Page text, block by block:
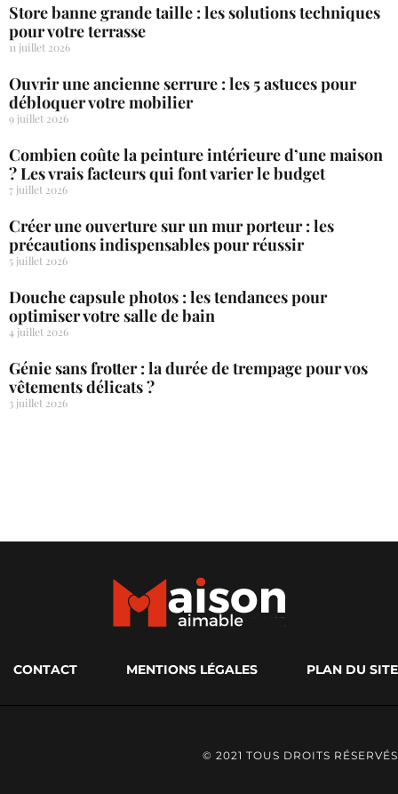
Store banne grande taille : les solutions techniques
pour votre terrasse
11 juillet 2026
Ouvrir une ancienne serrure : les 5 astuces pour
débloquer votre mobilier
9 juillet 2026
Combien coûte la peinture intérieure d’une maison
? Les vrais facteurs qui font varier le budget
7 juillet 2026
Créer une ouverture sur un mur porteur : les
précautions indispensables pour réussir
5 juillet 2026
Douche capsule photos : les tendances pour
optimiser votre salle de bain
4 juillet 2026
Génie sans frotter : la durée de trempage pour vos
vêtements délicats ?
3 juillet 2026
CONTACT MENTIONS LÉGALES PLAN DU SITE
© 2021 TOUS DROITS RÉSERVÉS